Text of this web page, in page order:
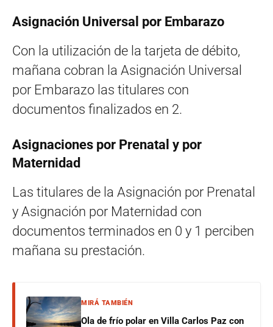
Asignación Universal por Embarazo
Con la utilización de la tarjeta de débito,
mañana cobran la Asignación Universal
por Embarazo las titulares con
documentos finalizados en 2.
Asignaciones por Prenatal y por
Maternidad
Las titulares de la Asignación por Prenatal
y Asignación por Maternidad con
documentos terminados en 0 y 1 perciben
mañana su prestación.
MIRÁ TAMBIÉN
Ola de frío polar en Villa Carlos Paz con